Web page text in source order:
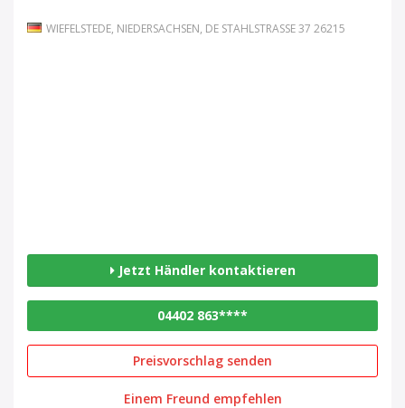
WIEFELSTEDE, NIEDERSACHSEN, DE STAHLSTRASSE 37 26215
Jetzt Händler kontaktieren
04402 863****
Preisvorschlag senden
Einem Freund empfehlen